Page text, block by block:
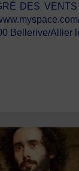
DES
Bellerive/Allier